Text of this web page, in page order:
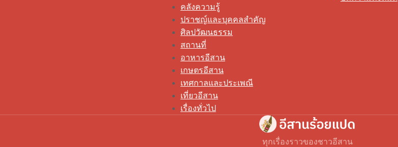
คลังความรู้
ปราชญ์และบุคคลสำคัญ
ศิลปวัฒนธรรม
สถานที่
อาหารอีสาน
เกษตรอีสาน
เทศกาลและประเพณี
เที่ยวอีสาน
เรื่องทั่วไป
ทุกเรื่องราวของชาวอีสาน